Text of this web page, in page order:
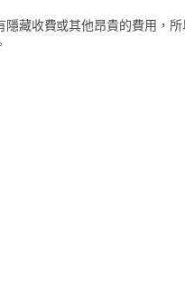
隱藏收費或其他昂貴的費用，